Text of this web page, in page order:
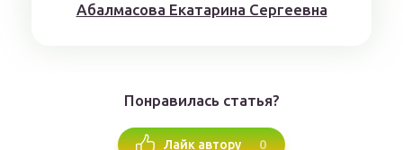
Aбaлмaсoвa Eкaтaринa Ceргeeвнa
Понравилась статья?
Лайк автору 0